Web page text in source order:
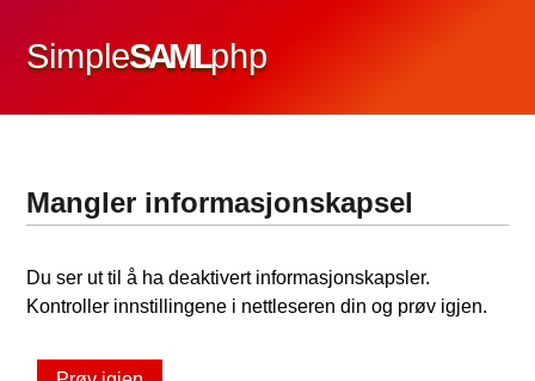
SimpleSAMLphp
Mangler informasjonskapsel
Du ser ut til å ha deaktivert informasjonskapsler.
Kontroller innstillingene i nettleseren din og prøv igjen.